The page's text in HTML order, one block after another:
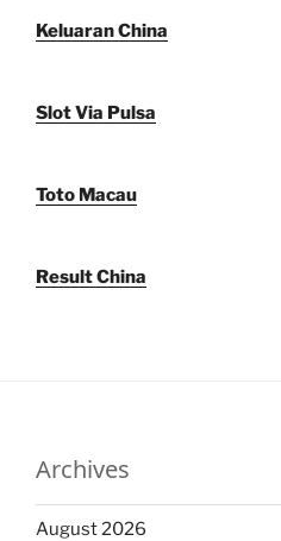
Keluaran China
Slot Via Pulsa
Toto Macau
Result China
Archives
August 2026